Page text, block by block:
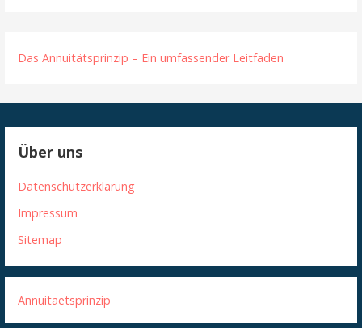
Das Annuitätsprinzip – Ein umfassender Leitfaden
Über uns
Datenschutzerklärung
Impressum
Sitemap
Annuitaetsprinzip